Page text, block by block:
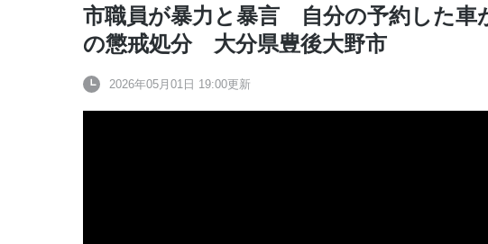
市職員が暴力と暴言 自分の予約した
の懲戒処分 大分県豊後大野市
2026年05月01日 19:00更新